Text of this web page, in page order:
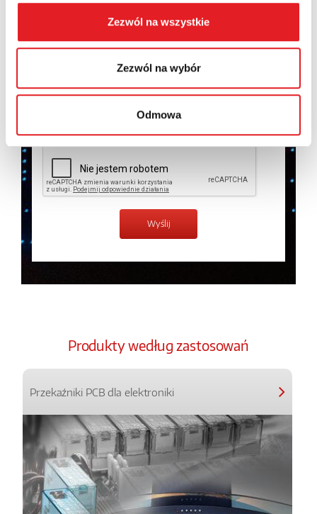
Zezwól na wszystkie
Zezwól na wybór
Odmowa
Wyrażam zgodę na przetwarzanie moich danych
osobowych przez Relpol S.A. Więcej informacji na
temat przetwarzania danych osobowych w
prywatności.*
Zapoznałem z treściąPolityki Prywatności
Produkty według zastosowań
Przekaźniki PCB dla elektroniki